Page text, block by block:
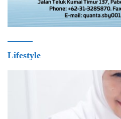
Lifestyle